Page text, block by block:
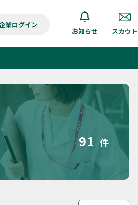
業ログイン
お知らせ スカウト
91 件